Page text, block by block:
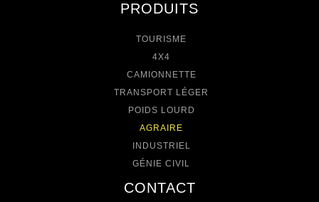
PRODUITS
TOURISME
4X4
CAMIONNETTE
TRANSPORT LÉGER
POIDS LOURD
AGRAIRE
INDUSTRIEL
GÉNIE CIVIL
CONTACT